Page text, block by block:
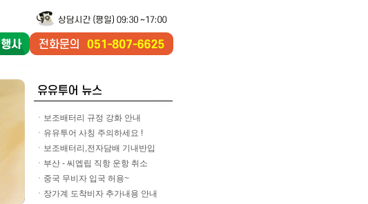
ㆍ보조배터리 규정 강화 안내
ㆍ유유투어 사칭 주의하세요 !
ㆍ보조배터리,전자담배 기내반입
ㆍ부산 - 씨엡립 직항 운항 취소
ㆍ중국 무비자 입국 허용~
ㆍ장가계 도착비자 추가내용 안내